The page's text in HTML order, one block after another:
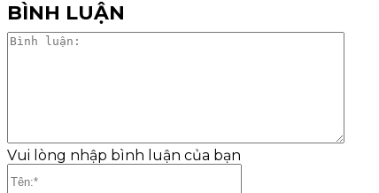
BÌNH LUẬN
Vui lòng nhập bình luận của bạn